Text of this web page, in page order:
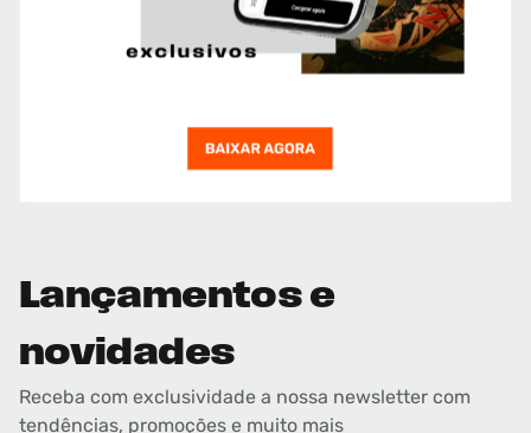
Lançamentos e
novidades
Receba com exclusividade a nossa newsletter com
tendências, promoções e muito mais